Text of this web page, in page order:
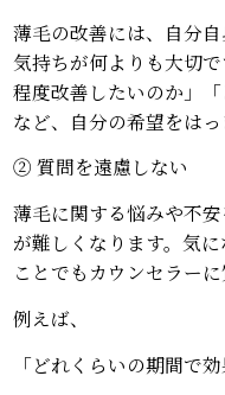
薄毛の改善には、自分
気持ちが何よりも大切
程度改善したいのか」
など、自分の希望をはっ
② 質問を遠慮しない
薄毛に関する悩みや不
が難しくなります。気
ことでもカウンセラー
例えば、
「どれくらいの期間で